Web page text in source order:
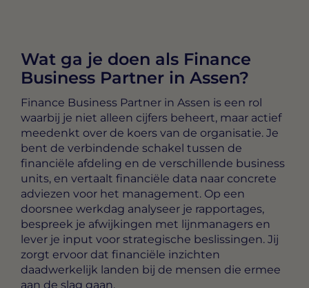
Wat ga je doen als Finance
Business Partner in Assen?
Finance Business Partner in Assen is een rol
waarbij je niet alleen cijfers beheert, maar actief
meedenkt over de koers van de organisatie. Je
bent de verbindende schakel tussen de
financiële afdeling en de verschillende business
units, en vertaalt financiële data naar concrete
adviezen voor het management. Op een
doorsnee werkdag analyseer je rapportages,
bespreek je afwijkingen met lijnmanagers en
lever je input voor strategische beslissingen. Jij
zorgt ervoor dat financiële inzichten
daadwerkelijk landen bij de mensen die ermee
aan de slag gaan.